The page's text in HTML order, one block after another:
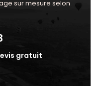
sur mesure selon
gratuit